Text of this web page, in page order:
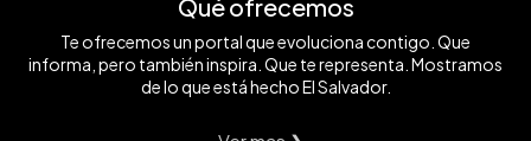
Qué ofrecemos
Te ofrecemos un portal que evoluciona contigo. Que
informa, pero también inspira. Que te representa. Mostramos
de lo que está hecho El Salvador.